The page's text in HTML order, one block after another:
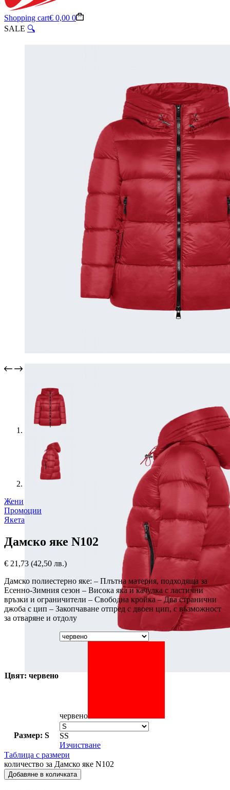
Shopping cart€ 0,00 0
SALE 🔍
Жени
Промоции
Якета
Дамско яке N102
€ 21,73 (42,50 лв.)
Дамско полиестерно яке: – Плътна материя, подходяща за
Есенно-Зимния сезон – Висока яка и качулка с ластични
връзки и ограничители – Свободна кройка – Два странични
джоба с цип – Закопчаване отпред с двоен цип, с възможност
за отваряне и отдолу
Цвят: червено
червено
Размер: S SS
Изчистване
Таблица с размери
количество за Дамско яке N102
Добавяне в количката